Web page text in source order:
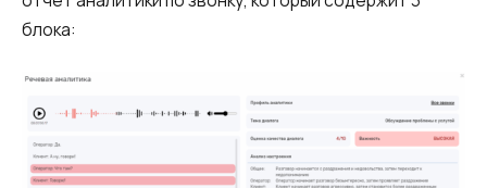
блока: